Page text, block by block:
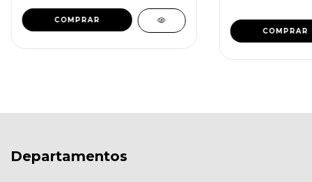
COMPRAR
COMPRAR
Departamentos